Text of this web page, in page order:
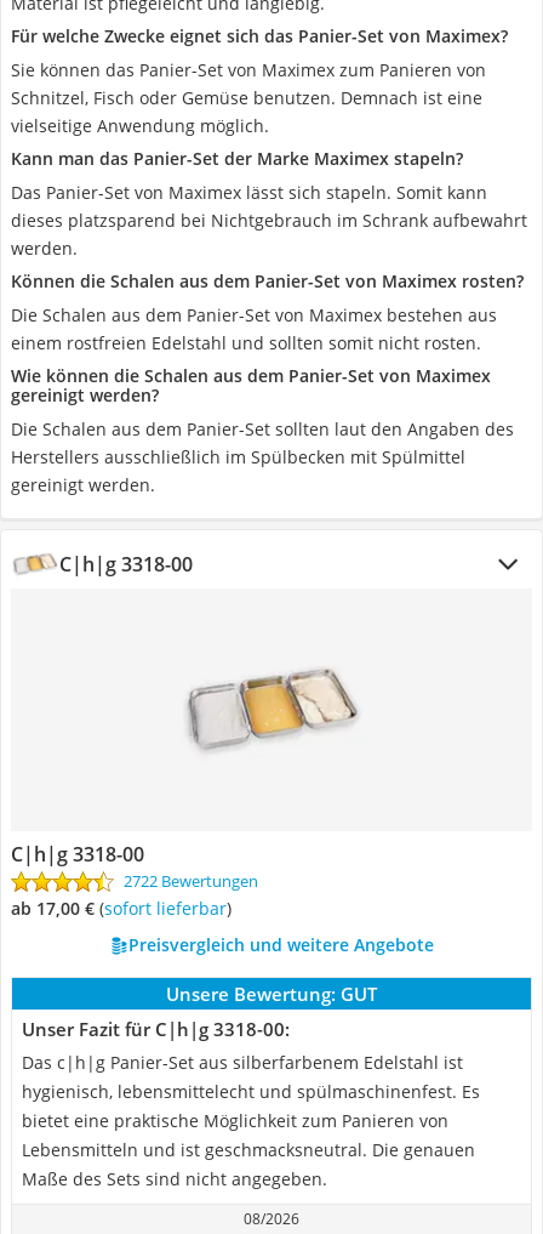
Für welche Zwecke eignet sich das Panier-Set von Maximex?
Sie können das Panier-Set von Maximex zum Panieren von
Schnitzel, Fisch oder Gemüse benutzen. Demnach ist eine
vielseitige Anwendung möglich.
Kann man das Panier-Set der Marke Maximex stapeln?
Das Panier-Set von Maximex lässt sich stapeln. Somit kann
dieses platzsparend bei Nichtgebrauch im Schrank aufbewahrt
werden.
Können die Schalen aus dem Panier-Set von Maximex rosten?
Die Schalen aus dem Panier-Set von Maximex bestehen aus
einem rostfreien Edelstahl und sollten somit nicht rosten.
Wie können die Schalen aus dem Panier-Set von Maximex
gereinigt werden?
Die Schalen aus dem Panier-Set sollten laut den Angaben des
Herstellers ausschließlich im Spülbecken mit Spülmittel
gereinigt werden.
C|h|g 3318-00
C|h|g 3318-00
2722 Bewertungen
ab 17,00 € ( Sofort lieferbar)
Preisvergleich und weitere Angebote
Unsere Bewertung: GUT
Unser Fazit für C|h|g 3318-00:
Das c|h|g Panier-Set aus silberfarbenem Edelstahl ist
hygienisch, lebensmittelecht und spülmaschinenfest. Es
bietet eine praktische Möglichkeit zum Panieren von
Lebensmitteln und ist geschmacksneutral. Die genauen
Maße des Sets sind nicht angegeben.
08/2026